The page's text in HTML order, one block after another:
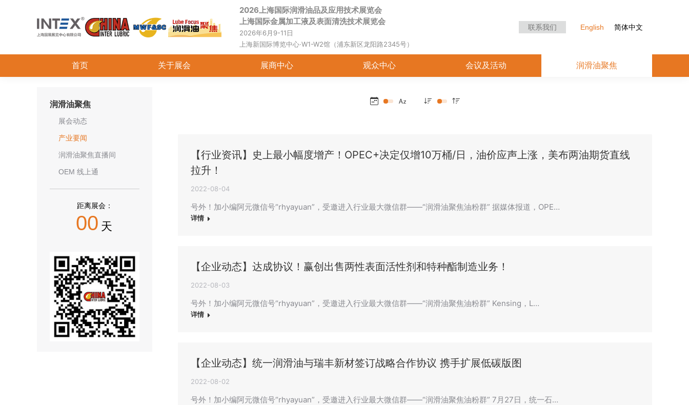
2026上海国际润滑油品及应用技术展览会
上海国际金属加工液及表面清洗技术展览会
2026年6月9-11日
上海新国际博览中心·W1-W2馆（浦东新区龙阳路2345号）
联系我们 English 简体中文
首页 关于展会 展商中心 观众中心 会议及活动 润滑油聚焦
【行业资讯】史上最小幅度增产！OPEC+决定仅增10万桶/日，油价应声上涨，美布两油期货直线
拉升！
2022-08-04
号外！加小编阿元微信号“rhyayuan”，受邀进入行业最大微信群——“润滑油聚焦油粉群” 据媒体报道，OPE…
详情
【企业动态】达成协议！赢创出售两性表面活性剂和特种酯制造业务！
2022-08-03
号外！加小编阿元微信号“rhyayuan”，受邀进入行业最大微信群——“润滑油聚焦油粉群” Kensing，L…
详情
【企业动态】统一润滑油与瑞丰新材签订战略合作协议 携手扩展低碳版图
2022-08-02
号外！加小编阿元微信号“rhyayuan”，受邀进入行业最大微信群——“润滑油聚焦油粉群” 7月27日，统一石…
润滑油聚焦
展会动态
产业要闻
润滑油聚焦直播间
OEM 线上通
距离展会：
00 天
首页 关于展会 展商中心